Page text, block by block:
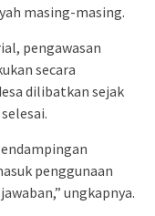
masing-masing.
pengawasan
secara
dilibatkan sejak
penggunaan
ungkapnya.